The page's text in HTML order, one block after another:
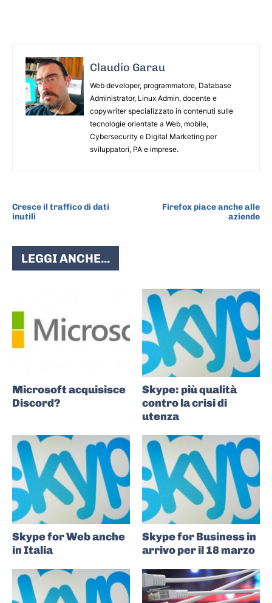
Claudio Garau
Web developer, programmatore, Database
Administrator, Linux Admin, docente e
copywriter specializzato in contenuti sulle
tecnologie orientate a Web, mobile,
Cybersecurity e Digital Marketing per
sviluppatori, PA e imprese.
Cresce il traffico di dati
inutili
Firefox piace anche alle
aziende
LEGGI ANCHE...
Microsoft acquisisce
Discord?
Skype: più qualità
contro la crisi di
utenza
Skype for Web anche
in Italia
Skype for Business in
arrivo per il 18 marzo